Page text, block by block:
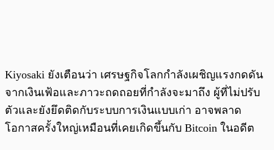
Kiyosaki ยังเตือนว่า เศรษฐกิจโลกกำลังเผชิญแรงกดดัน
จากเงินเฟ้อและภาวะถดถอยที่กำลังจะมาถึง ผู้ที่ไม่ปรับ
ตัวและยังยึดติดกับระบบการเงินแบบเก่า อาจพลาด
โอกาสครั้งใหญ่เหมือนที่เคยเกิดขึ้นกับ Bitcoin ในอดีต